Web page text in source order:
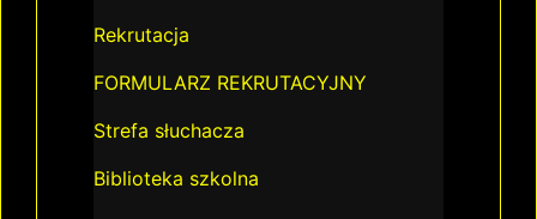
Rekrutacja
FORMULARZ REKRUTACYJNY
Strefa słuchacza
Biblioteka szkolna